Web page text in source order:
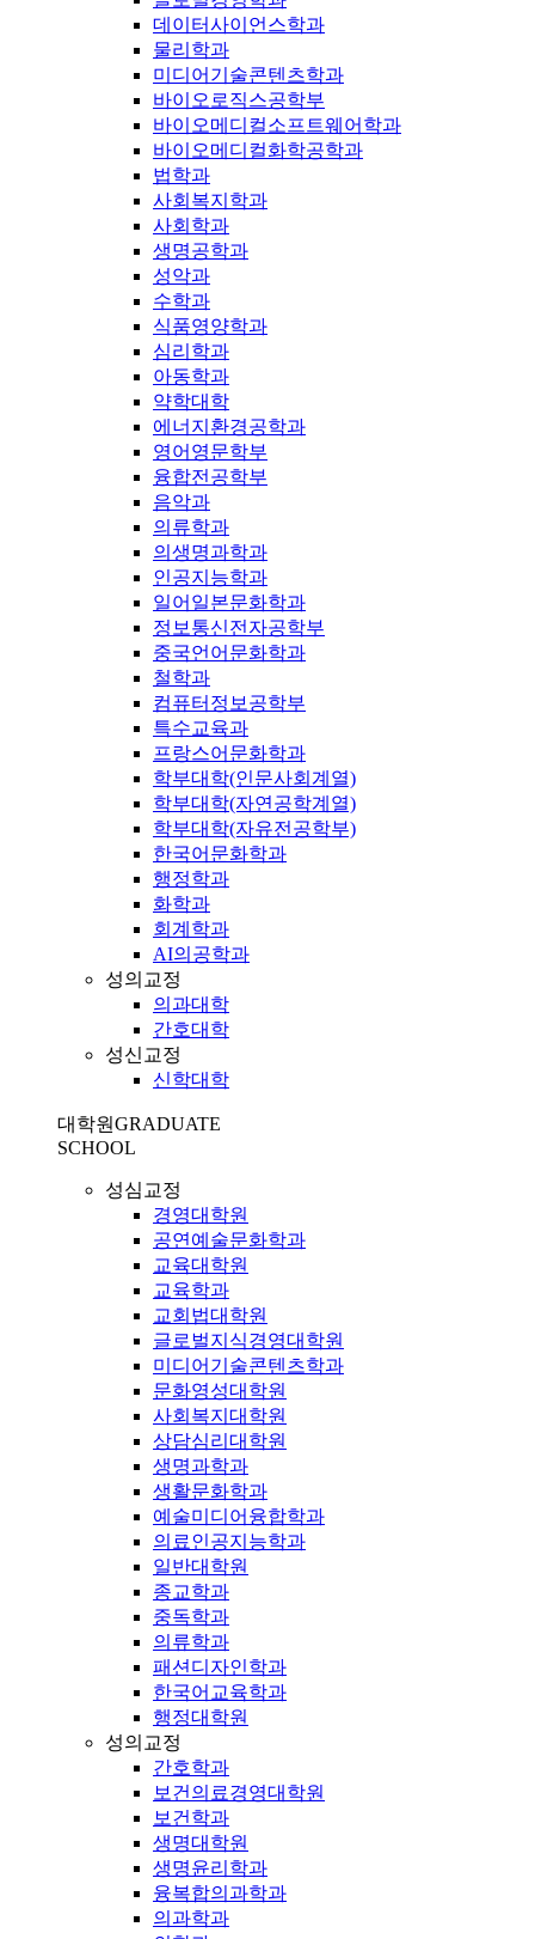
데이터사이언스학과
물리학과
미디어기술콘텐츠학과
바이오로직스공학부
바이오메디컬소프트웨어학과
바이오메디컬화학공학과
법학과
사회복지학과
사회학과
생명공학과
성악과
수학과
식품영양학과
심리학과
아동학과
약학대학
에너지환경공학과
영어영문학부
융합전공학부
음악과
의류학과
의생명과학과
인공지능학과
일어일본문화학과
정보통신전자공학부
중국언어문화학과
철학과
컴퓨터정보공학부
특수교육과
프랑스어문화학과
학부대학(인문사회계열)
학부대학(자연공학계열)
학부대학(자유전공학부)
한국어문화학과
행정학과
화학과
회계학과
AI의공학과
성의교정
의과대학
간호대학
성신교정
신학대학
대학원GRADUATE
SCHOOL
성심교정
경영대학원
공연예술문화학과
교육대학원
교육학과
교회법대학원
글로벌지식경영대학원
미디어기술콘텐츠학과
문화영성대학원
사회복지대학원
상담심리대학원
생명과학과
생활문화학과
예술미디어융합학과
의료인공지능학과
일반대학원
종교학과
중독학과
의류학과
패션디자인학과
한국어교육학과
행정대학원
성의교정
간호학과
보건의료경영대학원
보건학과
생명대학원
생명윤리학과
융복합의과학과
의과학과